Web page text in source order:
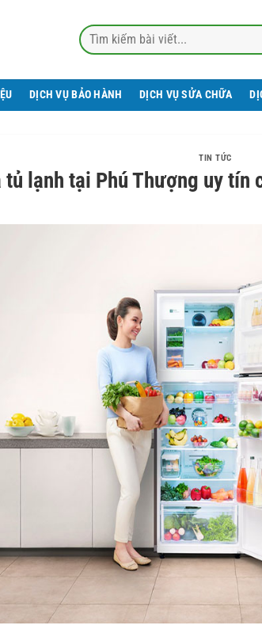
DỊCH VỤ BẢO HÀNH DỊCH VỤ SỬA CHỮA
TIN TỨC
tủ lạnh tại Phú Thượng uy tín